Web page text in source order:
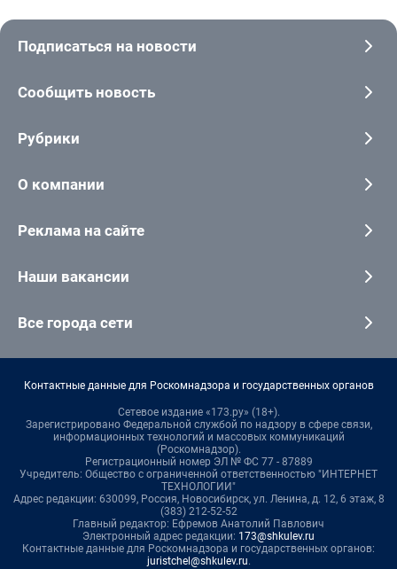
Подписаться на новости
Сообщить новость
Рубрики
О компании
Реклама на сайте
Наши вакансии
Все города сети
Контактные данные для Роскомнадзора и государственных органов
Сетевое издание «173.ру» (18+).
Зарегистрировано Федеральной службой по надзору в сфере связи,
информационных технологий и массовых коммуникаций
(Роскомнадзор).
Регистрационный номер ЭЛ № ФС 77 - 87889
Учредитель: Общество с ограниченной ответственностью "ИНТЕРНЕТ
ТЕХНОЛОГИИ"
Адрес редакции: 630099, Россия, Новосибирск, ул. Ленина, д. 12, 6 этаж, 8
(383) 212-52-52
Главный редактор: Ефремов Анатолий Павлович
Электронный адрес редакции: 173@shkulev.ru
Контактные данные для Роскомнадзора и государственных органов:
juristchel@shkulev.ru.